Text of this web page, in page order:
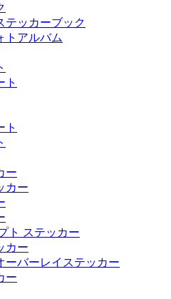
テッカーブック
トアルバム
ト
ト
ー
カー
ト ステッカー
カー
ーバーレイステッカー
ー